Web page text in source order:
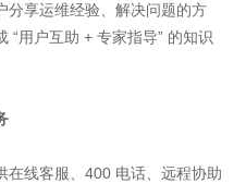
分享运维经验、解决问题的方
“用户互助 + 专家指导” 的知识
在线客服、400 电话、远程协助